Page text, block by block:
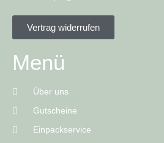
Vertrag widerrufen
Menü
Über uns
Gutscheine
Einpackservice